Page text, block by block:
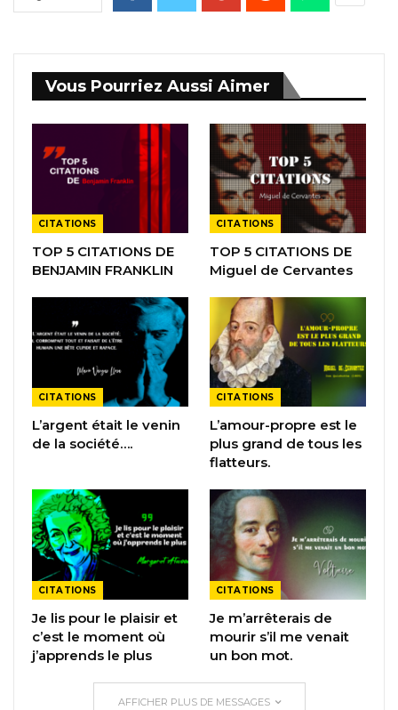
Vous Pourriez Aussi Aimer
CITATIONS
TOP 5 CITATIONS DE
BENJAMIN FRANKLIN
CITATIONS
TOP 5 CITATIONS DE
Miguel de Cervantes
CITATIONS
L’argent était le venin
de la société….
CITATIONS
L’amour-propre est le
plus grand de tous les
flatteurs.
CITATIONS
Je lis pour le plaisir et
c’est le moment où
j’apprends le plus
CITATIONS
Je m’arrêterais de
mourir s’il me venait
un bon mot.
AFFICHER PLUS DE MESSAGES